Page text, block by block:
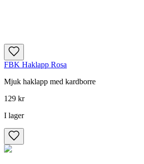
FBK Haklapp Rosa
Mjuk haklapp med kardborre
129 kr
I lager